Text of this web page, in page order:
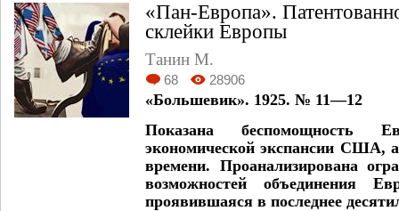
«Пан-Европа».
склейки Европы
Танин М.
68 28906
«Большевик». 1925. № 11—12
Показана беспомощность
экономической экспансии США,
времени. Проанализирована
возможностей объединения
проявившаяся в последнее